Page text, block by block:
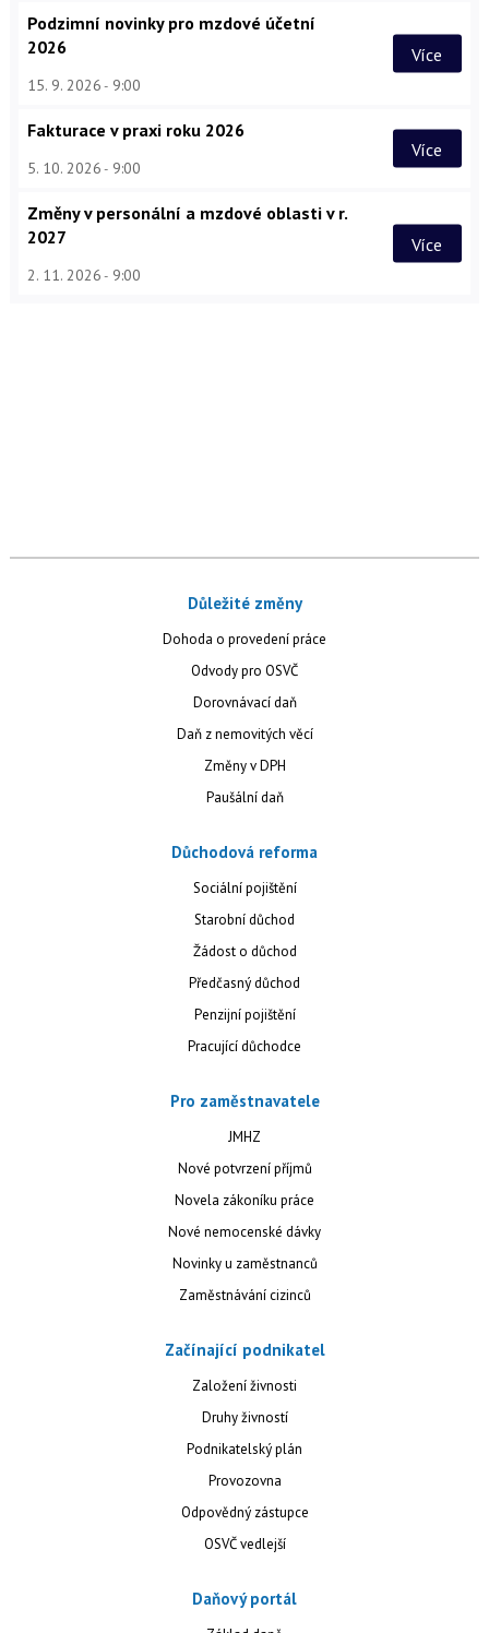
Podzimní novinky pro mzdové účetní
2026
15. 9. 2026 9:00
Více
Fakturace v praxi roku 2026
5. 10. 2026 9:00
Více
Změny v personální a mzdové oblasti v r.
2027
2. 11. 2026 9:00
Více
Důležité změny
Dohoda o provedení práce
Odvody pro OSVČ
Dorovnávací daň
Daň z nemovitých věcí
Změny v DPH
Paušální daň
Důchodová reforma
Sociální pojištění
Starobní důchod
Žádost o důchod
Předčasný důchod
Penzijní pojištění
Pracující důchodce
Pro zaměstnavatele
JMHZ
Nové potvrzení příjmů
Novela zákoníku práce
Nové nemocenské dávky
Novinky u zaměstnanců
Zaměstnávání cizinců
Začínající podnikatel
Založení živnosti
Druhy živností
Podnikatelský plán
Provozovna
Odpovědný zástupce
OSVČ vedlejší
Daňový portál